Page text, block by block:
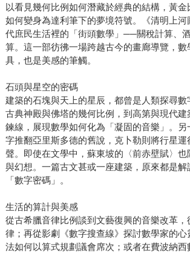
以看見幾何比例如何潛藏於經典的結構，黃
如何變身為達利筆下的夢境符號。《清明上河
代庶民生活裡的「街頭數學」──關稅計算、
算。這一部彷彿一場跨越古今的畫廊導覽，數
具，也是美感的筆觸。
石頭與星空的密碼
建築的石塊與天上的星辰，都曾是人類探尋數
古典神殿與佛塔的幾何比例，到高第與現代
鍊線，展現數學如何化為「凝固的音樂」。
字推翻亞里斯多德的舊說，克卜勒則將行星運
聲。即使在文學中，蘇東坡的〈前赤壁賦〉
與幻想。一篇古文甚或一座建築，原來都是解
「數字密碼」。
生活的算計與美感
從古希臘音律比例談到文藝復興的音樂改革，
律；再從影劇《數字搜查線》探討數學家的心
法如何以算式規劃議會席次；或者在費波納